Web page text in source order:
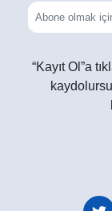
“Kayıt Ol”a